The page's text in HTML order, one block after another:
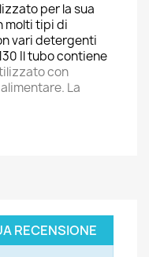
per la sua
molti tipi di
vari detergenti
Il tubo contiene
con
La
RECENSIONE